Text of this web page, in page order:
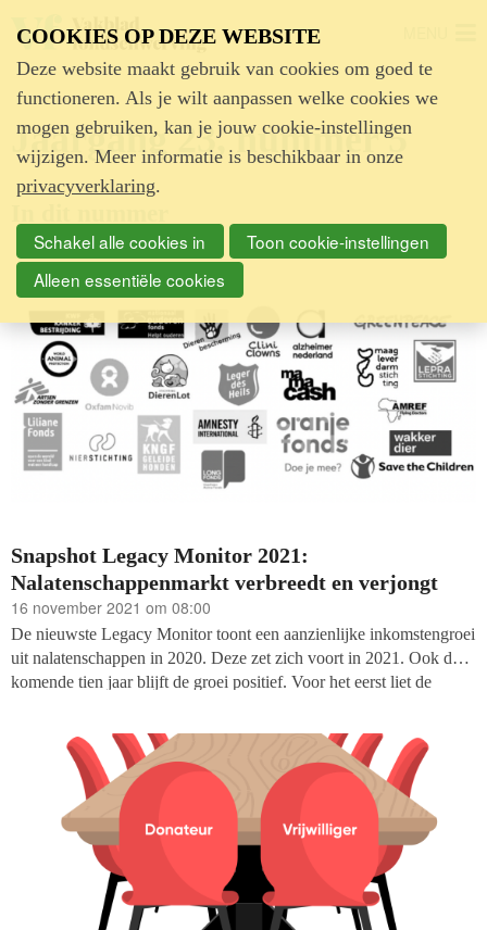
Jaargang 23, nummer 5
Snapshot Legacy Monitor 2021:
Nalatenschappenmarkt verbreedt en verjongt
16 november 2021 om 08:00
De nieuwste Legacy Monitor toont een aanzienlijke inkomstengroei
uit nalatenschappen in 2020. Deze zet zich voort in 2021. Ook de
komende tien jaar blijft de groei positief. Voor het eerst liet de
hogere waarden, maar ook door een hoger percentage erflaters dat
goede doelen begunstigt. Onlangs verscheen de samenvatting voor
niet-deelnemers, het zogenoemde Snapshot report.
COOKIES OP DEZE WEBSITE
Deze website maakt gebruik van cookies om goed te
functioneren. Als je wilt aanpassen welke cookies we
mogen gebruiken, kan je jouw cookie-instellingen
wijzigen. Meer informatie is beschikbaar in onze
privacyverklaring.
Schakel alle cookies in
Toon cookie-instellingen
Alleen essentiële cookies